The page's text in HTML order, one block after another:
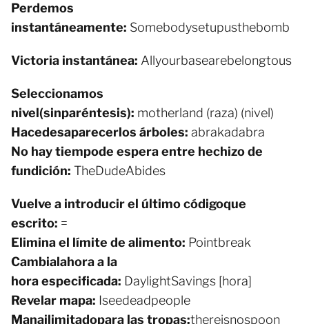
Perdemos
instantáneamente: Somebodysetupusthebomb
Victoria instantánea: Allyourbasearebelongtous
Seleccionamos
nivel(sinparéntesis): motherland (raza) (nivel)
Hacedesaparecerlos árboles: abrakadabra
No hay tiempode espera entre hechizo de
fundición: TheDudeAbides
Vuelve a introducir el último códigoque
escrito: =
Elimina el límite de alimento: Pointbreak
Cambialahora a la
horaespecificada: DaylightSavings [hora]
Revelar mapa: Iseedeadpeople
Manailimitadopara las tropas:thereisnospoon